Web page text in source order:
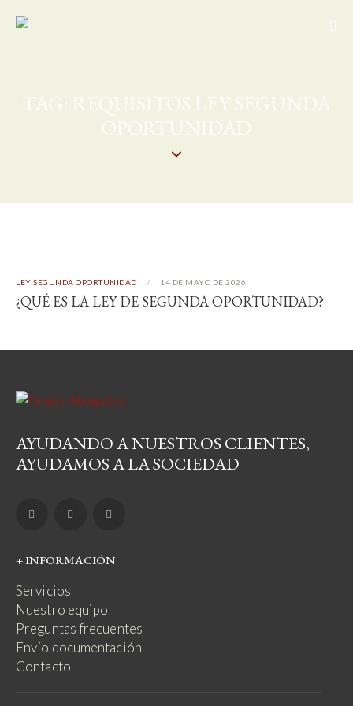
TAG: REQUISITOS LEY SEGUNDA
OPORTUNIDAD
LEY SEGUNDA OPORTUNIDAD 14 DE MAYO DE 2026
¿QUÉ ES LA LEY DE SEGUNDA OPORTUNIDAD?
AYUDANDO A NUESTROS CLIENTES,
AYUDAMOS A LA SOCIEDAD
+ INFORMACIÓN
Servicios
Nuestro equipo
Preguntas frecuentes
Envío documentación
Contacto